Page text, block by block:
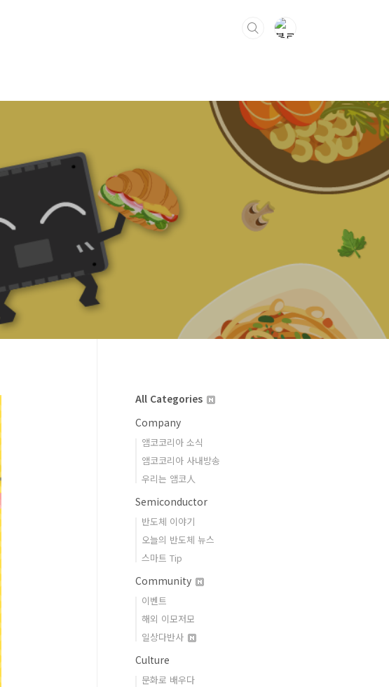
All Categories
Company
앰코코리아 소식
앰코코리아 사내방송
우리는 앰코人
Semiconductor
반도체 이야기
오늘의 반도체 뉴스
스마트 Tip
Community
이벤트
해외 이모저모
일상다반사
Culture
문화로 배우다